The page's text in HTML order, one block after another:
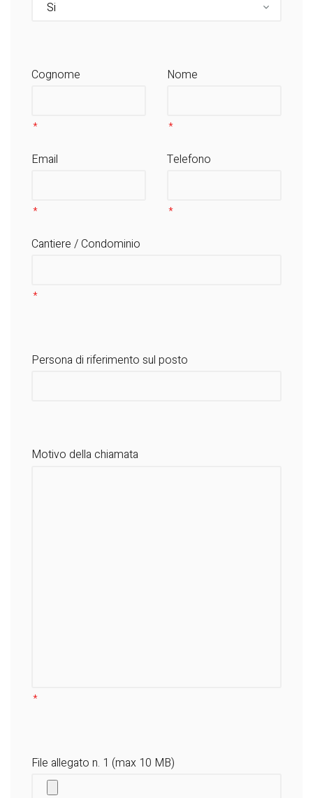
Cognome Nome
Email Telefono
Cantiere / Condominio
Persona di riferimento sul posto
Motivo della chiamata
File allegato n. 1 (max 10 MB)